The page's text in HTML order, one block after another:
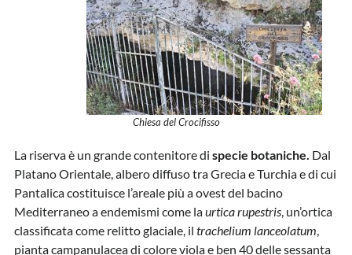
Chiesa del Crocifisso
La riserva è un grande contenitore di specie botaniche. Dal
Platano Orientale, albero diffuso tra Grecia e Turchia e di cui
Pantalica costituisce l’areale più a ovest del bacino
Mediterraneo a endemismi come laurtica rupestris, un’ortica
classificata come relitto glaciale, il trachelium lanceolatum,
pianta campanulacea di colore viola e ben 40 delle sessanta